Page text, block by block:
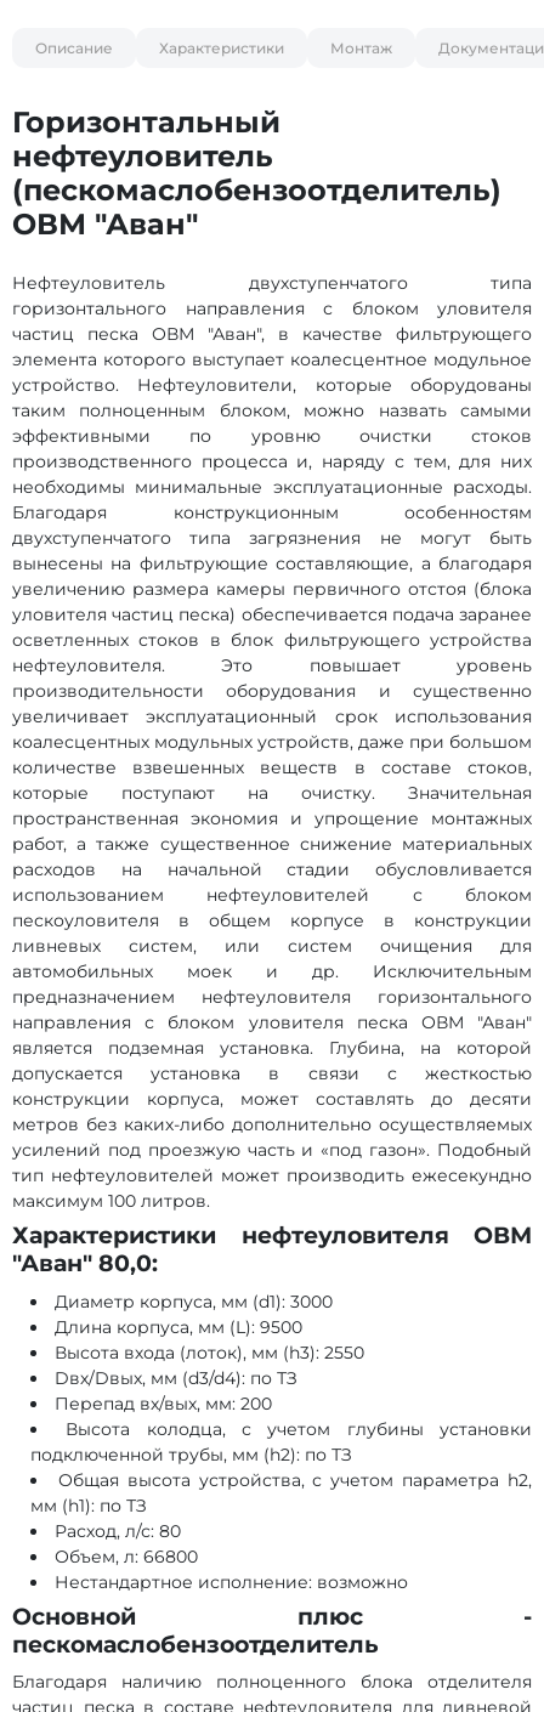
Описание Характеристики Монтаж
Горизонтальный
нефтеуловитель
(пескомаслобензоотделитель)
ОВМ "Аван"
Нефтеуловитель двухступенчатого типа
горизонтального направления с блоком уловителя
частиц песка ОВМ "Аван", в качестве фильтрующего
элемента которого выступает коалесцентное модульное
устройство. Нефтеуловители, которые оборудованы
таким полноценным блоком, можно назвать самыми
эффективными по уровню очистки стоков
производственного процесса и, наряду с тем, для них
необходимы минимальные эксплуатационные расходы.
Благодаря конструкционным особенностям
двухступенчатого типа загрязнения не могут быть
вынесены на фильтрующие составляющие, а благодаря
увеличению размера камеры первичного отстоя (блока
уловителя частиц песка) обеспечивается подача заранее
осветленных стоков в блок фильтрующего устройства
нефтеуловителя. Это повышает уровень
производительности оборудования и существенно
увеличивает эксплуатационный срок использования
коалесцентных модульных устройств, даже при большом
количестве взвешенных веществ в составе стоков,
которые поступают на очистку. Значительная
пространственная экономия и упрощение монтажных
работ, а также существенное снижение материальных
расходов на начальной стадии обусловливается
использованием нефтеуловителей с блоком
пескоуловителя в общем корпусе в конструкции
ливневых систем, или систем очищения для
автомобильных моек и др. Исключительным
предназначением нефтеуловителя горизонтального
направления с блоком уловителя песка ОВМ "Аван"
является подземная установка. Глубина, на которой
допускается установка в связи с жесткостью
конструкции корпуса, может составлять до десяти
метров без каких-либо дополнительно осуществляемых
усилений под проезжую часть и «под газон». Подобный
тип нефтеуловителей может производить ежесекундно
максимум 100 литров.
Характеристики нефтеуловителя ОВМ
"Аван" 80,0:
Диаметр корпуса, мм (d1): 3000
Длина корпуса, мм (L): 9500
Высота входа (лоток), мм (h3): 2550
Dвх/Dвых, мм (d3/d4): по ТЗ
Перепад вх/вых, мм: 200
Высота колодца, с учетом глубины установки
подключенной трубы, мм (h2): по ТЗ
Общая высота устройства, с учетом параметра h2,
мм (h1): по ТЗ
Расход, л/с: 80
Объем, л: 66800
Нестандартное исполнение: возможно
Основной плюс -
пескомаслобензоотделитель
Благодаря наличию полноценного блока отделителя
частиц песка в составе нефтеуловителя для ливневой